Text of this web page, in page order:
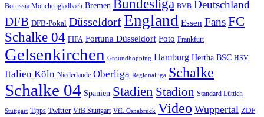
Borussia Mönchengladbach Bremen Bundesliga BVB Deutschland
DFB DFB-Pokal DüsseldorfEngland Essen FansFC
Schalke 04 FIFA Fortuna Düsseldorf Foto Frankfurt
Gelsenkirchen Groundhopping Hamburg Hertha BSC HSV
Italien Köln Niederlande Oberliga Regionalliga Schalke
Schalke 04 Spanien Stadien Stadion Standard Lüttich
Stuttgart Tipps Twitter VfB Stuttgart VfL Osnabrück Video Wuppertal ZDF